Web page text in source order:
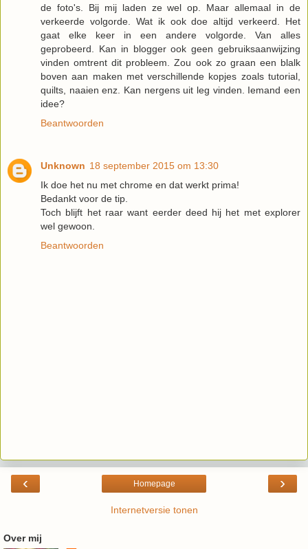
de foto's. Bij mij laden ze wel op. Maar allemaal in de
verkeerde volgorde. Wat ik ook doe altijd verkeerd. Het
gaat elke keer in een andere volgorde. Van alles
geprobeerd. Kan in blogger ook geen gebruiksaanwijzing
vinden omtrent dit probleem. Zou ook zo graan een blalk
boven aan maken met verschillende kopjes zoals tutorial,
quilts, naaien enz. Kan nergens uit leg vinden. Iemand een
idee?
Beantwoorden
Unknown 18 september 2015 om 13:30
Ik doe het nu met chrome en dat werkt prima!
Bedankt voor de tip.
Toch blijft het raar want eerder deed hij het met explorer
wel gewoon.
Beantwoorden
‹ ›
Homepage
Internetversie tonen
Over mij